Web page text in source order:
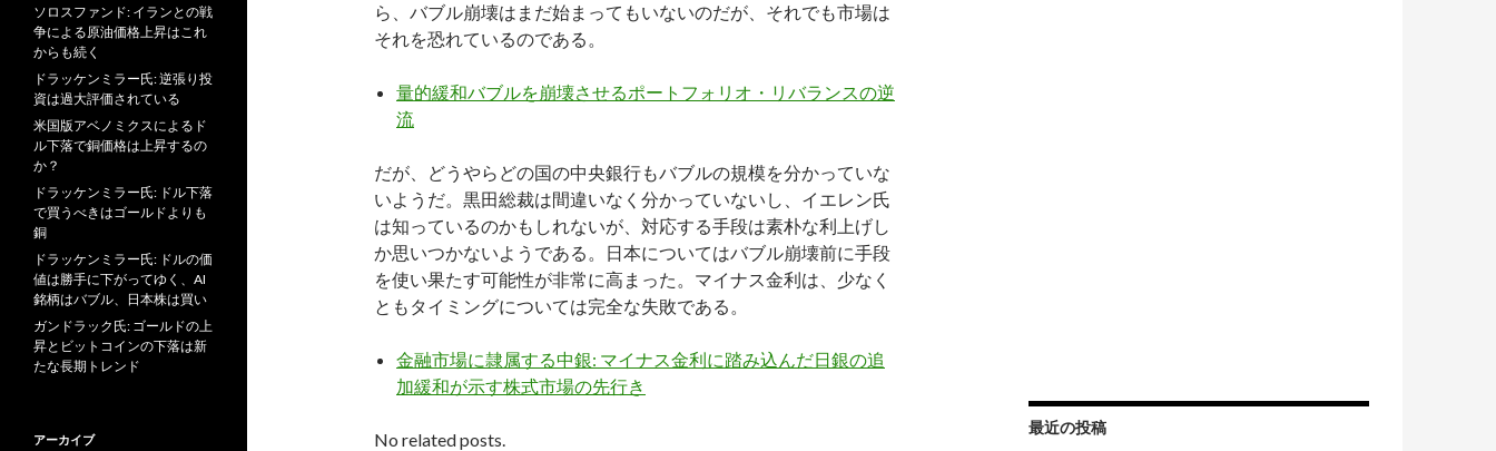
ら、バブル崩壊はまだ始まってもいないのだが、それでも市場は
それを恐れているのである。
量的緩和バブルを崩壊させるポートフォリオ・リバランスの逆
流
だが、どうやらどの国の中央銀行もバブルの規模を分かっていな
いようだ。黒田総裁は間違いなく分かっていないし、イエレン氏
は知っているのかもしれないが、対応する手段は素朴な利上げし
か思いつかないようである。日本についてはバブル崩壊前に手段
を使い果たす可能性が非常に高まった。マイナス金利は、少なく
ともタイミングについては完全な失敗である。
金融市場に隷属する中銀: マイナス金利に踏み込んだ日銀の追
加緩和が示す株式市場の先行き
No related posts.
最近の投稿
ソロスファンド: イランとの戦
争による原油価格上昇はこれ
からも続く
ドラッケンミラー氏: 逆張り投
資は過大評価されている
米国版アベノミクスによるド
ル下落で銅価格は上昇するの
か？
ドラッケンミラー氏: ドル下落
で買うべきはゴールドよりも
銅
ドラッケンミラー氏: ドルの価
値は勝手に下がってゆく、AI
銘柄はバブル、日本株は買い
ガンドラック氏: ゴールドの上
昇とビットコインの下落は新
たな長期トレンド
アーカイブ